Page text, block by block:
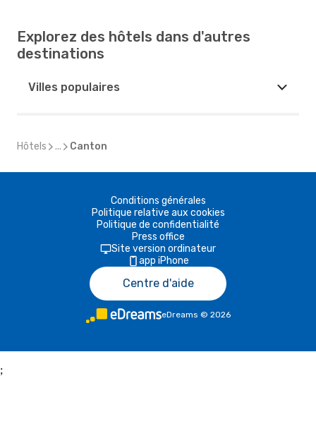
Explorez des hôtels dans d'autres
destinations
Villes populaires
Hôtels ... Canton
Conditions générales
Politique relative aux cookies
Politique de confidentialité
Press office
Site version ordinateur
app iPhone
Centre d'aide
eDreams © 2026
;